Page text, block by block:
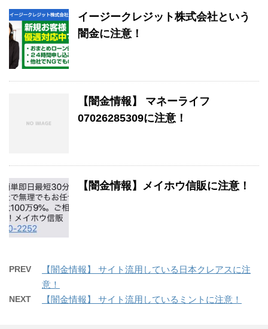
イージークレジット株式会社という
闇金に注意！
【闇金情報】 マネーライフ
07026285309に注意！
【闇金情報】メイホウ信販に注意！
PREV
【闇金情報】 サイト流用している日本クレアスに注
意！
NEXT 【闇金情報】 サイト流用しているミントに注意！